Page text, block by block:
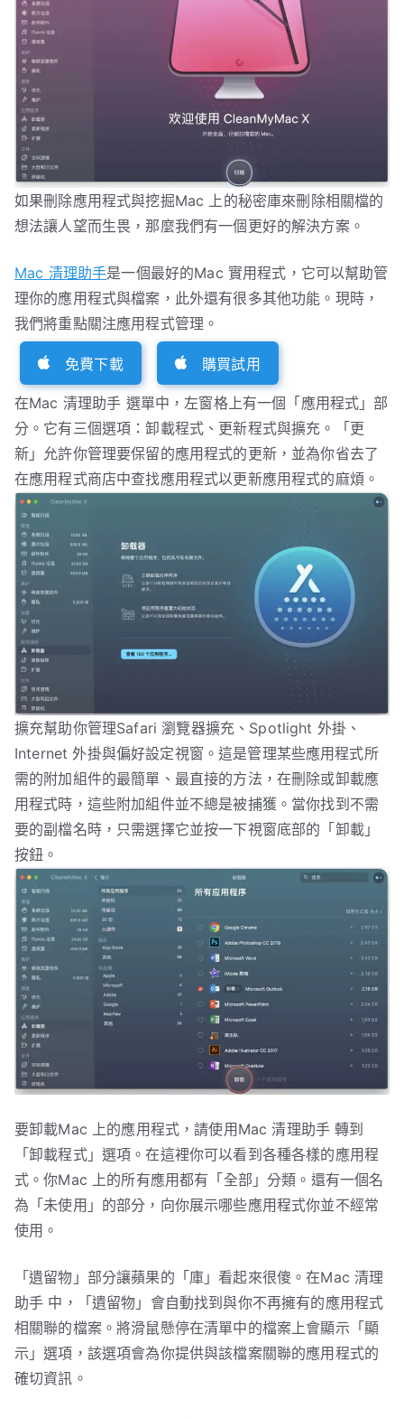
如果刪除應用程式與挖掘Mac 上的秘密庫來刪除相關檔的
想法讓人望而生畏，那麼我們有一個更好的解決方案。
Mac 清理助手是一個最好的Mac 實用程式，它可以幫助管
理你的應用程式與檔案，此外還有很多其他功能。現時，
我們將重點關注應用程式管理。
免費下載 購買試用
在Mac 清理助手 選單中，左窗格上有一個「應用程式」部
分。它有三個選項：卸載程式、更新程式與擴充。「更
新」允許你管理要保留的應用程式的更新，並為你省去了
在應用程式商店中查找應用程式以更新應用程式的麻煩。
擴充幫助你管理Safari 瀏覽器擴充、Spotlight 外掛、
Internet 外掛與偏好設定視窗。這是管理某些應用程式所
需的附加組件的最簡單、最直接的方法，在刪除或卸載應
用程式時，這些附加組件並不總是被捕獲。當你找到不需
要的副檔名時，只需選擇它並按一下視窗底部的「卸載」
按鈕。
要卸載Mac 上的應用程式，請使用Mac 清理助手 轉到
「卸載程式」選項。在這裡你可以看到各種各樣的應用程
式。你Mac 上的所有應用都有「全部」分類。還有一個名
為「未使用」的部分，向你展示哪些應用程式你並不經常
使用。
「遺留物」部分讓蘋果的「庫」看起來很傻。在Mac 清理
助手 中，「遺留物」會自動找到與你不再擁有的應用程式
相關聯的檔案。將滑鼠懸停在清單中的檔案上會顯示「顯
示」選項，該選項會為你提供與該檔案關聯的應用程式的
確切資訊。